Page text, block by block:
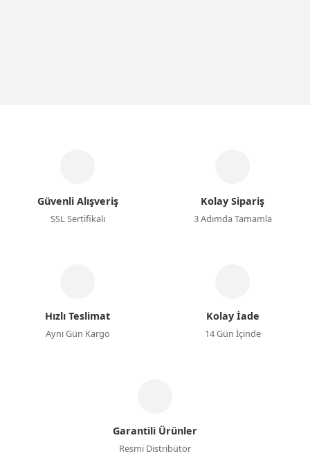
Güvenli Alışveriş
SSL Sertifikalı
Kolay Sipariş
3 Adımda Tamamla
Hızlı Teslimat
Aynı Gün Kargo
Kolay İade
14 Gün İçinde
Garantili Ürünler
Resmi Distribütör